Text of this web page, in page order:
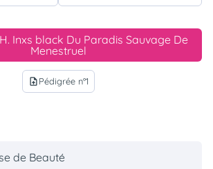
Inxs black Du Paradis Sauvage De
Menestruel
upload_file Pédigrée n°1
de Beauté